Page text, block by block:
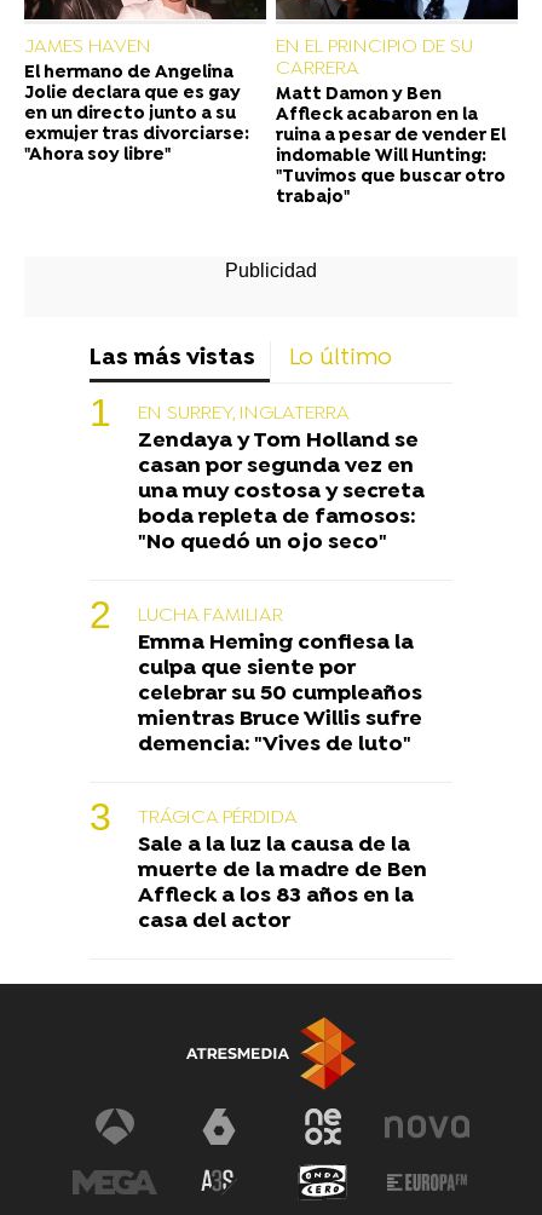
JAMES HAVEN
El hermano de Angelina
Jolie declara que es gay
en un directo junto a su
exmujer tras divorciarse:
"Ahora soy libre"
EN EL PRINCIPIO DE SU
CARRERA
Matt Damon y Ben
Affleck acabaron en la
ruina a pesar de vender El
indomable Will Hunting:
"Tuvimos que buscar otro
trabajo"
Las más vistas Lo último
EN SURREY, INGLATERRA
Zendaya y Tom Holland se
casan por segunda vez en
una muy costosa y secreta
boda repleta de famosos:
"No quedó un ojo seco"
LUCHA FAMILIAR
Emma Heming confiesa la
culpa que siente por
celebrar su 50 cumpleaños
mientras Bruce Willis sufre
demencia: "Vives de luto"
TRÁGICA PÉRDIDA
Sale a la luz la causa de la
muerte de la madre de Ben
Affleck a los 83 años en la
casa del actor